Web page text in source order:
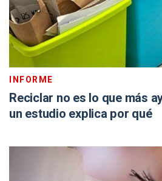
INFORME
Reciclar no es lo que más
un estudio explica por qué